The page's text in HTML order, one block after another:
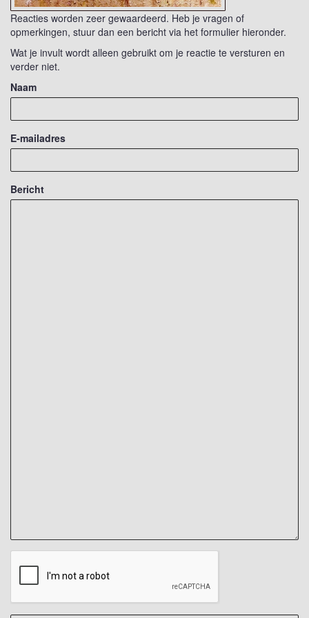
Reacties worden zeer gewaardeerd. Heb je vragen of
opmerkingen, stuur dan een bericht via het formulier hieronder.
Wat je invult wordt alleen gebruikt om je reactie te versturen en
verder niet.
Naam
E-mailadres
Bericht